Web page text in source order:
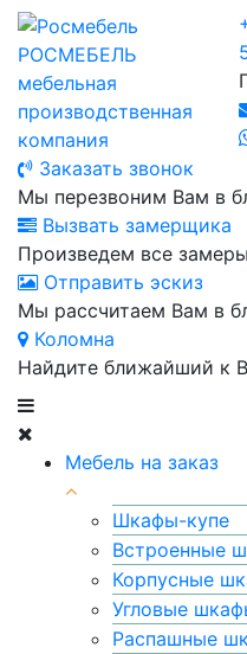
РОСМЕБЕЛЬ
мебельная
производственная
компания
Заказать звонок
Мы перезвоним Вам в
Вызвать замерщика
Произведем все
Отправить эскиз
Мы рассчитаем Вам в
Коломна
Найдите ближайший к
Мебель на заказ
Шкафы-купе
Встроенные
Корпусные
Угловые
Распашные